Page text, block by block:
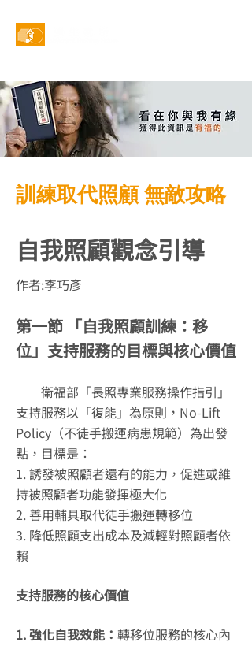
訓練取代照顧 無敵攻略
自我照顧觀念引導
作者:李巧彥
第一節 「自我照顧訓練：移
位」支持服務的目標與核心價值
衛福部「長照專業服務操作指引」
支持服務以「復能」為原則，No-Lift
Policy（不徒手搬運病患規範）為出發
點，目標是：
1. 誘發被照顧者還有的能力，促進或維
持被照顧者功能發揮極大化
2. 善用輔具取代徒手搬運轉移位
3. 降低照顧支出成本及減輕對照顧者依
賴
支持服務的核心價值
1. 強化自我效能： 轉移位服務的核心內